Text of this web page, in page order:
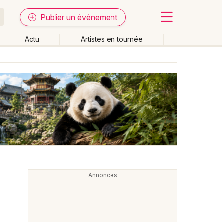
Publier un événement
Actu Artistes en tournée
Effacer les dates
end Autre